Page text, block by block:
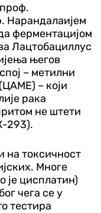
Нарандалаијем
ферментацијом
Лацтобациллус
његов
– метилни
– који
рака
не штети
293).
на токсичност
Многе
је цисплатин)
чега се у
тестира